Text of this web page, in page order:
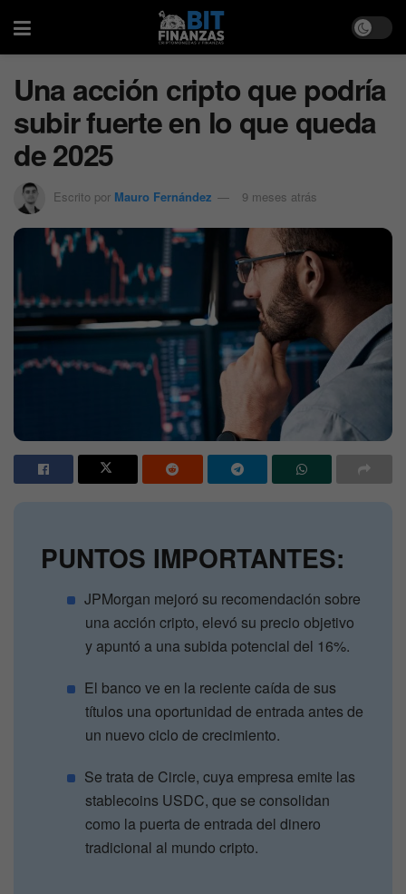
Una acción cripto que podría
subir fuerte en lo que queda
de 2025
Escrito por Mauro Fernández 9 meses atrás
PUNTOS IMPORTANTES:
JPMorgan mejoró su recomendación sobre
una acción cripto, elevó su precio objetivo
y apuntó a una subida potencial del 16%.
El banco ve en la reciente caída de sus
títulos una oportunidad de entrada antes de
un nuevo ciclo de crecimiento.
Se trata de Circle, cuya empresa emite las
stablecoins USDC, que se consolidan
como la puerta de entrada del dinero
tradicional al mundo cripto.